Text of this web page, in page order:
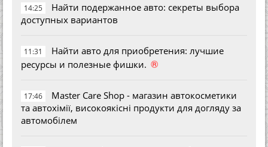
14:25
Найти подержанное авто: секреты выбора
доступных вариантов
11:31
Найти авто для приобретения: лучшие
ресурсы и полезные фишки. ®
17:46
Master Care Shop - магазин автокосметики
та автохімії, високоякісні продукти для догляду за
автомобілем